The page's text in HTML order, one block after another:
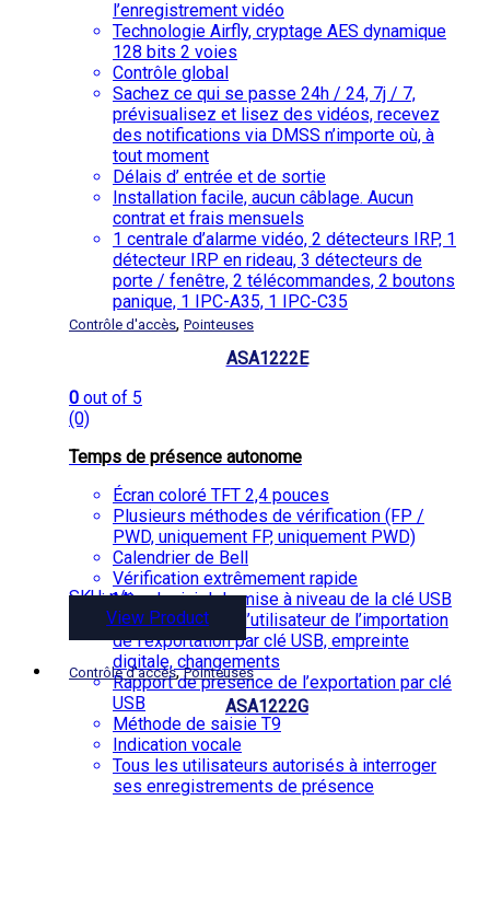
l’enregistrement vidéo
Technologie Airfly, cryptage AES dynamique
128 bits 2 voies
Contrôle global
Sachez ce qui se passe 24h / 24, 7j / 7,
prévisualisez et lisez des vidéos, recevez
des notifications via DMSS n’importe où, à
tout moment
Délais d’ entrée et de sortie
Installation facile, aucun câblage. Aucun
contrat et frais mensuels
1 centrale d’alarme vidéo, 2 détecteurs IRP, 1
détecteur IRP en rideau, 3 détecteurs de
porte / fenêtre, 2 télécommandes, 2 boutons
panique, 1 IPC-A35, 1 IPC-C35
Contrôle d'accès, Pointeuses
ASA1222E
0 out of 5
(0)
Temps de présence autonome
Écran coloré TFT 2,4 pouces
Plusieurs méthodes de vérification (FP /
PWD, uniquement FP, uniquement PWD)
Calendrier de Bell
Vérification extrêmement rapide
Micrologiciel de mise à niveau de la clé USB
Informations sur l’utilisateur de l’importation
de l’exportation par clé USB, empreinte
digitale, changements
Rapport de présence de l’exportation par clé
USB
Méthode de saisie T9
Indication vocale
Tous les utilisateurs autorisés à interroger
ses enregistrements de présence
SKU: n/a
View Product
Contrôle d'accès,Pointeuses
ASA1222G